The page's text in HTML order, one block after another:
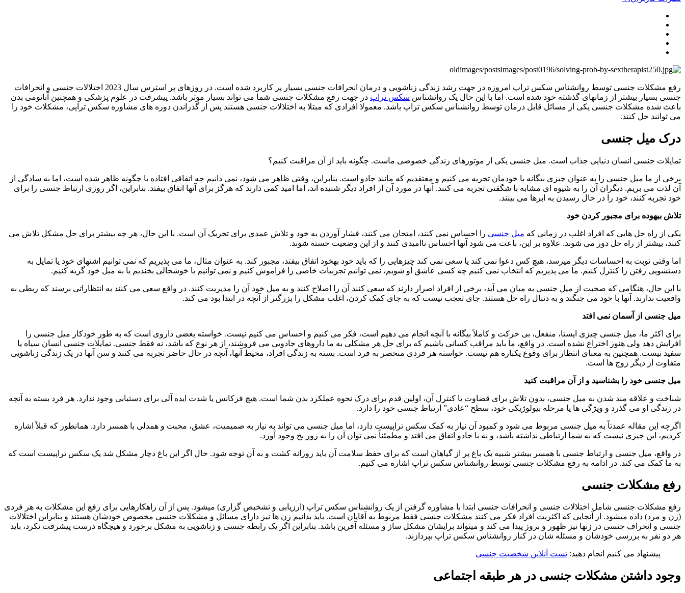
رفع مشکلات جنسی توسط روانشناس سکس تراپ امروزه در جهت رشد زندگی زناشویی و درمان انحرافات جنسی بسیار پر کاربرد شده است. در روزهای پر استرس سال 2023 اختلالات جنسی و انحرافات
جنسی بسیار بیشتر از زمانهای گذشته خود شده است. اما با این حال یک روانشناس سکس تراپ در جهت رفع مشکلات جنسی شما می تواند بسیار موثر باشد. پیشرفت در علوم پزشکی و همچنین آناتومی بدن
باعث شده مشکلات جنسی یکی از مسائل قابل درمان توسط روانشناس سکس تراپ باشد. معمولا افرادی که مبتلا به اختلالات جنسی هستند پس از گذراندن دوره های مشاوره سکس تراپی، مشکلات خود را
می توانند حل کنند.
درک میل جنسی
تمایلات جنسی انسان دنیایی جذاب است. میل جنسی یکی از موتورهای زندگی خصوصی ماست. چگونه باید از آن مراقبت کنیم؟
برخی از ما میل جنسی را به عنوان چیزی بیگانه با خودمان تجربه می کنیم و معتقدیم که مانند جادو است. بنابراین، وقتی ظاهر می شود، نمی دانیم چه اتفاقی افتاده یا چگونه ظاهر شده است، اما به سادگی از
آن لذت می بریم. دیگران آن را به شیوه ای مشابه با شگفتی تجربه می کنند. آنها در مورد آن از افراد دیگر شنیده اند، اما امید کمی دارند که هرگز برای آنها اتفاق بیفتد. بنابراین، اگر روزی ارتباط جنسی را برای
خود تجربه کنند، خود را در حال رسیدن به ابرها می بینند.
تلاش بیهوده برای مجبور کردن خود
یکی از راه حل هایی که افراد اغلب در زمانی که میل جنسی را احساس نمی کنند، امتحان می کنند، فشار آوردن به خود و تلاش عمدی برای تحریک آن است. با این حال، هر چه بیشتر برای حل مشکل تلاش می
کنند، بیشتر از راه حل دور می شوند. علاوه بر این، باعث می شود آنها احساس ناامیدی کنند و از این وضعیت خسته شوند.
اما وقتی نوبت به احساسات دیگر میرسد، هیچ کس دعوا نمی کند یا سعی نمی کند چیزهایی را که باید خود بهخود اتفاق بیفتد، مجبور کند. به عنوان مثال، ما می پذیریم که نمی توانیم اشتهای خود یا تمایل به
دستشویی رفتن را کنترل کنیم. ما می پذیریم که انتخاب نمی کنیم چه کسی عاشق او شویم، نمی توانیم تجربیات خاصی را فراموش کنیم و نمی توانیم با خوشحالی بخندیم یا به میل خود گریه کنیم.
با این حال، هنگامی که صحبت از میل جنسی به میان می آید، برخی از افراد اصرار دارند که سعی کنند آن را اصلاح کنند و به میل خود آن را مدیریت کنند. در واقع سعی می کنند به انتظاراتی برسند که ربطی به
واقعیت ندارند. آنها با خود می جنگند و به دنبال راه حل هستند. جای تعجب نیست که به جای کمک کردن، اغلب مشکل را بزرگتر از آنچه در ابتدا بود می کند.
میل جنسی از آسمان نمی افتد
برای اکثر ما، میل جنسی چیزی ایستا، منفعل، بی حرکت و کاملاً بیگانه با آنچه انجام می دهیم است، فکر می کنیم و احساس می کنیم نیست. خواسته بعضی داروی است که به طور خودکار میل جنسی را
افزایش دهد ولی هنوز اختراع نشده است. در واقع، ما باید مراقب کسانی باشیم که برای حل هر مشکلی به ما داروهای جادویی می فروشند، از هر نوع که باشد، نه فقط جنسی. تمایلات جنسی انسان سیاه یا
سفید نیست. همچنین به معنای انتظار برای وقوع یکباره هم نیست. خواسته هر فردی منحصر به فرد است. بسته به زندگی افراد، محیط آنها، آنچه در حال حاضر تجربه می کنند و سن آنها در یک زندگی زناشویی
متفاوت از دیگر زوج ها است.
میل جنسی خود را بشناسید و از آن مراقبت کنید
شناخت و علاقه مند شدن به میل جنسی، بدون تلاش برای قضاوت یا کنترل آن، اولین قدم برای درک نحوه عملکرد بدن شما است. هیچ فرکانس یا شدت ایده آلی برای دستیابی وجود ندارد. هر فرد بسته به آنچه
در زندگی او می گذرد و ویژگی ها یا مرحله بیولوژیکی خود، سطح “عادی” ارتباط جنسی خود را دارد.
اگرچه این مقاله عمدتاً به میل جنسی مربوط می شود و کمبود آن نیاز به کمک سکس تراپیست دارد، اما میل جنسی می تواند به نیاز به صمیمیت، عشق، محبت و همدلی با همسر دارد. همانطور که قبلاً اشاره
کردیم، این چیزی نیست که به شما ارتباطی نداشته باشد، و نه با جادو اتفاق می افتد و مطمئناً نمی توان آن را به زور بخ وجود آورد.
در واقع، میل جنسی و ارتباط جنسی با همسر بیشتر شبیه یک باغ پر از گیاهان است که برای حفظ سلامت آن باید روزانه کشت و به آن توجه شود. حال اگر این باغ دچار مشکل شد یک سکس تراپیست است که
به ما کمک می کند. در ادامه به رفع مشکلات جنسی توسط روانشناس سکس تراپ اشاره می کنیم.
رفع مشکلات جنسی
رفع مشکلات جنسی شامل اختلالات جنسی و انحرافات جنسی ابتدا با مشاوره گرفتن از یک روانشناس سکس تراپ (ارزیابی و تشخیص گزاری) میشود. پس از آن راهکارهایی برای رفع این مشکلات به هر فردی
(زن و مرد) داده میشود. از آنجایی که اکثریت افراد فکر می کنند مشکلات جنسی فقط مربوط به آقایان است. باید بدانیم زن ها نیز دارای مسائل و مشکلات جنسی مخصوص خودشان هستند و بنابراین اختلالات
جنسی و انحراف جنسی در زنها نیز ظهور و بروز پیدا می کند و میتواند برایشان مشکل ساز و مسئله آفرین باشد. بنابراین اگر یک رابطه جنسی و زناشویی به مشکل برخورد و هیچگاه درست پیشرفت نکرد، باید
هر دو نفر به بررسی خودشان و مسئله شان در کنار روانشناس سکس تراپ بپردازند.
پیشنهاد می کنیم انجام دهید: تست آنلاین شخصیت جنسی
وجود داشتن مشکلات جنسی در هر طبقه اجتماعی